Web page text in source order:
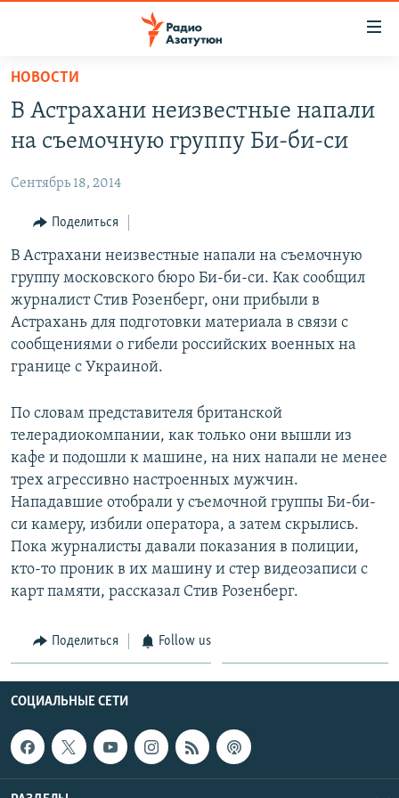
Перейти
основному
содержанию
навигации
Перейти
поиску
НОВОСТИ
ОБЩЕСТВО
ЭКОНОМИКА
РЕГИОН
НАГОРНЫЙ КАРАБАХ
КУЛЬТУРА
СПОРТ
Հայերեն
English
Русский
Все сайты Радио Азатутюн
НОВОСТИ
В Астрахани неизвестные напали
на съемочную группу Би-би-си
Сентябрь 18, 2014
Поделиться
В Астрахани неизвестные напали на съемочную
группу московского бюро Би-би-си. Как сообщил
журналист Стив Розенберг, они прибыли в
Астрахань для подготовки материала в связи с
сообщениями о гибели российских военных на
границе с Украиной.
По словам представителя британской
телерадиокомпании, как только они вышли из
кафе и подошли к машине, на них напали не менее
трех агрессивно настроенных мужчин.
Нападавшие отобрали у съемочной группы Би-би-
си камеру, избили оператора, а затем скрылись.
Пока журналисты давали показания в полиции,
кто-то проник в их машину и стер видеозаписи с
карт памяти, рассказал Стив Розенберг.
Поделиться Follow us
СОЦИАЛЬНЫЕ СЕТИ